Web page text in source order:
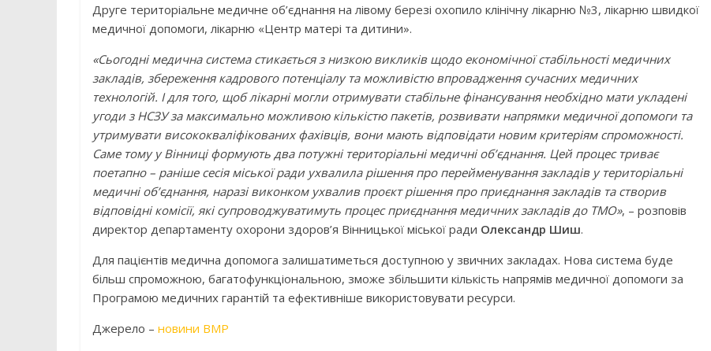
Друге територіальне медичне об’єднання на лівому березі охопило клінічну лікарню №3, лікарню швидкої
медичної допомоги, лікарню «Центр матері та дитини».
«Сьогодні медична система стикається з низкою викликів щодо економічної стабільності медичних
закладів, збереження кадрового потенціалу та можливістю впровадження сучасних медичних
технологій. І для того, щоб лікарні могли отримувати стабільне фінансування необхідно мати укладені
угоди з НСЗУ за максимально можливою кількістю пакетів, розвивати напрямки медичної допомоги та
утримувати висококваліфікованих фахівців, вони мають відповідати новим критеріям спроможності.
Саме тому у Вінниці формують два потужні територіальні медичні об’єднання. Цей процес триває
поетапно – раніше сесія міської ради ухвалила рішення про перейменування закладів у територіальні
медичні об’єднання, наразі виконком ухвалив проєкт рішення про приєднання закладів та створив
відповідні комісії, які супроводжуватимуть процес приєднання медичних закладів до ТМО», – розповів
директор департаменту охорони здоров’я Вінницької міської ради Олександр Шиш.
Для пацієнтів медична допомога залишатиметься доступною у звичних закладах. Нова система буде
більш спроможною, багатофункціональною, зможе збільшити кількість напрямів медичної допомоги за
Програмою медичних гарантій та ефективніше використовувати ресурси.
Джерело – новини ВМР